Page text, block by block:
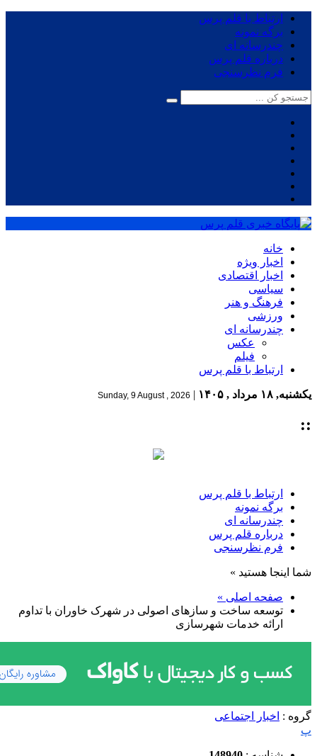
ارتباط با قلم پرس
برگه نمونه
چندرسانه ای
درباره قلم پرس
فرم نظرسنجی
خانه
اخبار ویژه
اخبار اقتصادی
سیاسی
فرهنگ و هنر
ورزشی
چندرسانه ای
عکس
فیلم
ارتباط با قلم پرس
یکشنبه, ۱۸ مرداد , ۱۴۰۵ |
Sunday, 9 August , 2026
::
ارتباط با قلم پرس
برگه نمونه
چندرسانه ای
درباره قلم پرس
فرم نظرسنجی
شما اینجا هستید »
صفحه اصلی »
توسعه ساخت‌ و سازهای اصولی در شهرک خاوران با تداوم
ارائه خدمات شهرسازی
گروه : اخبار اجتماعی
پ